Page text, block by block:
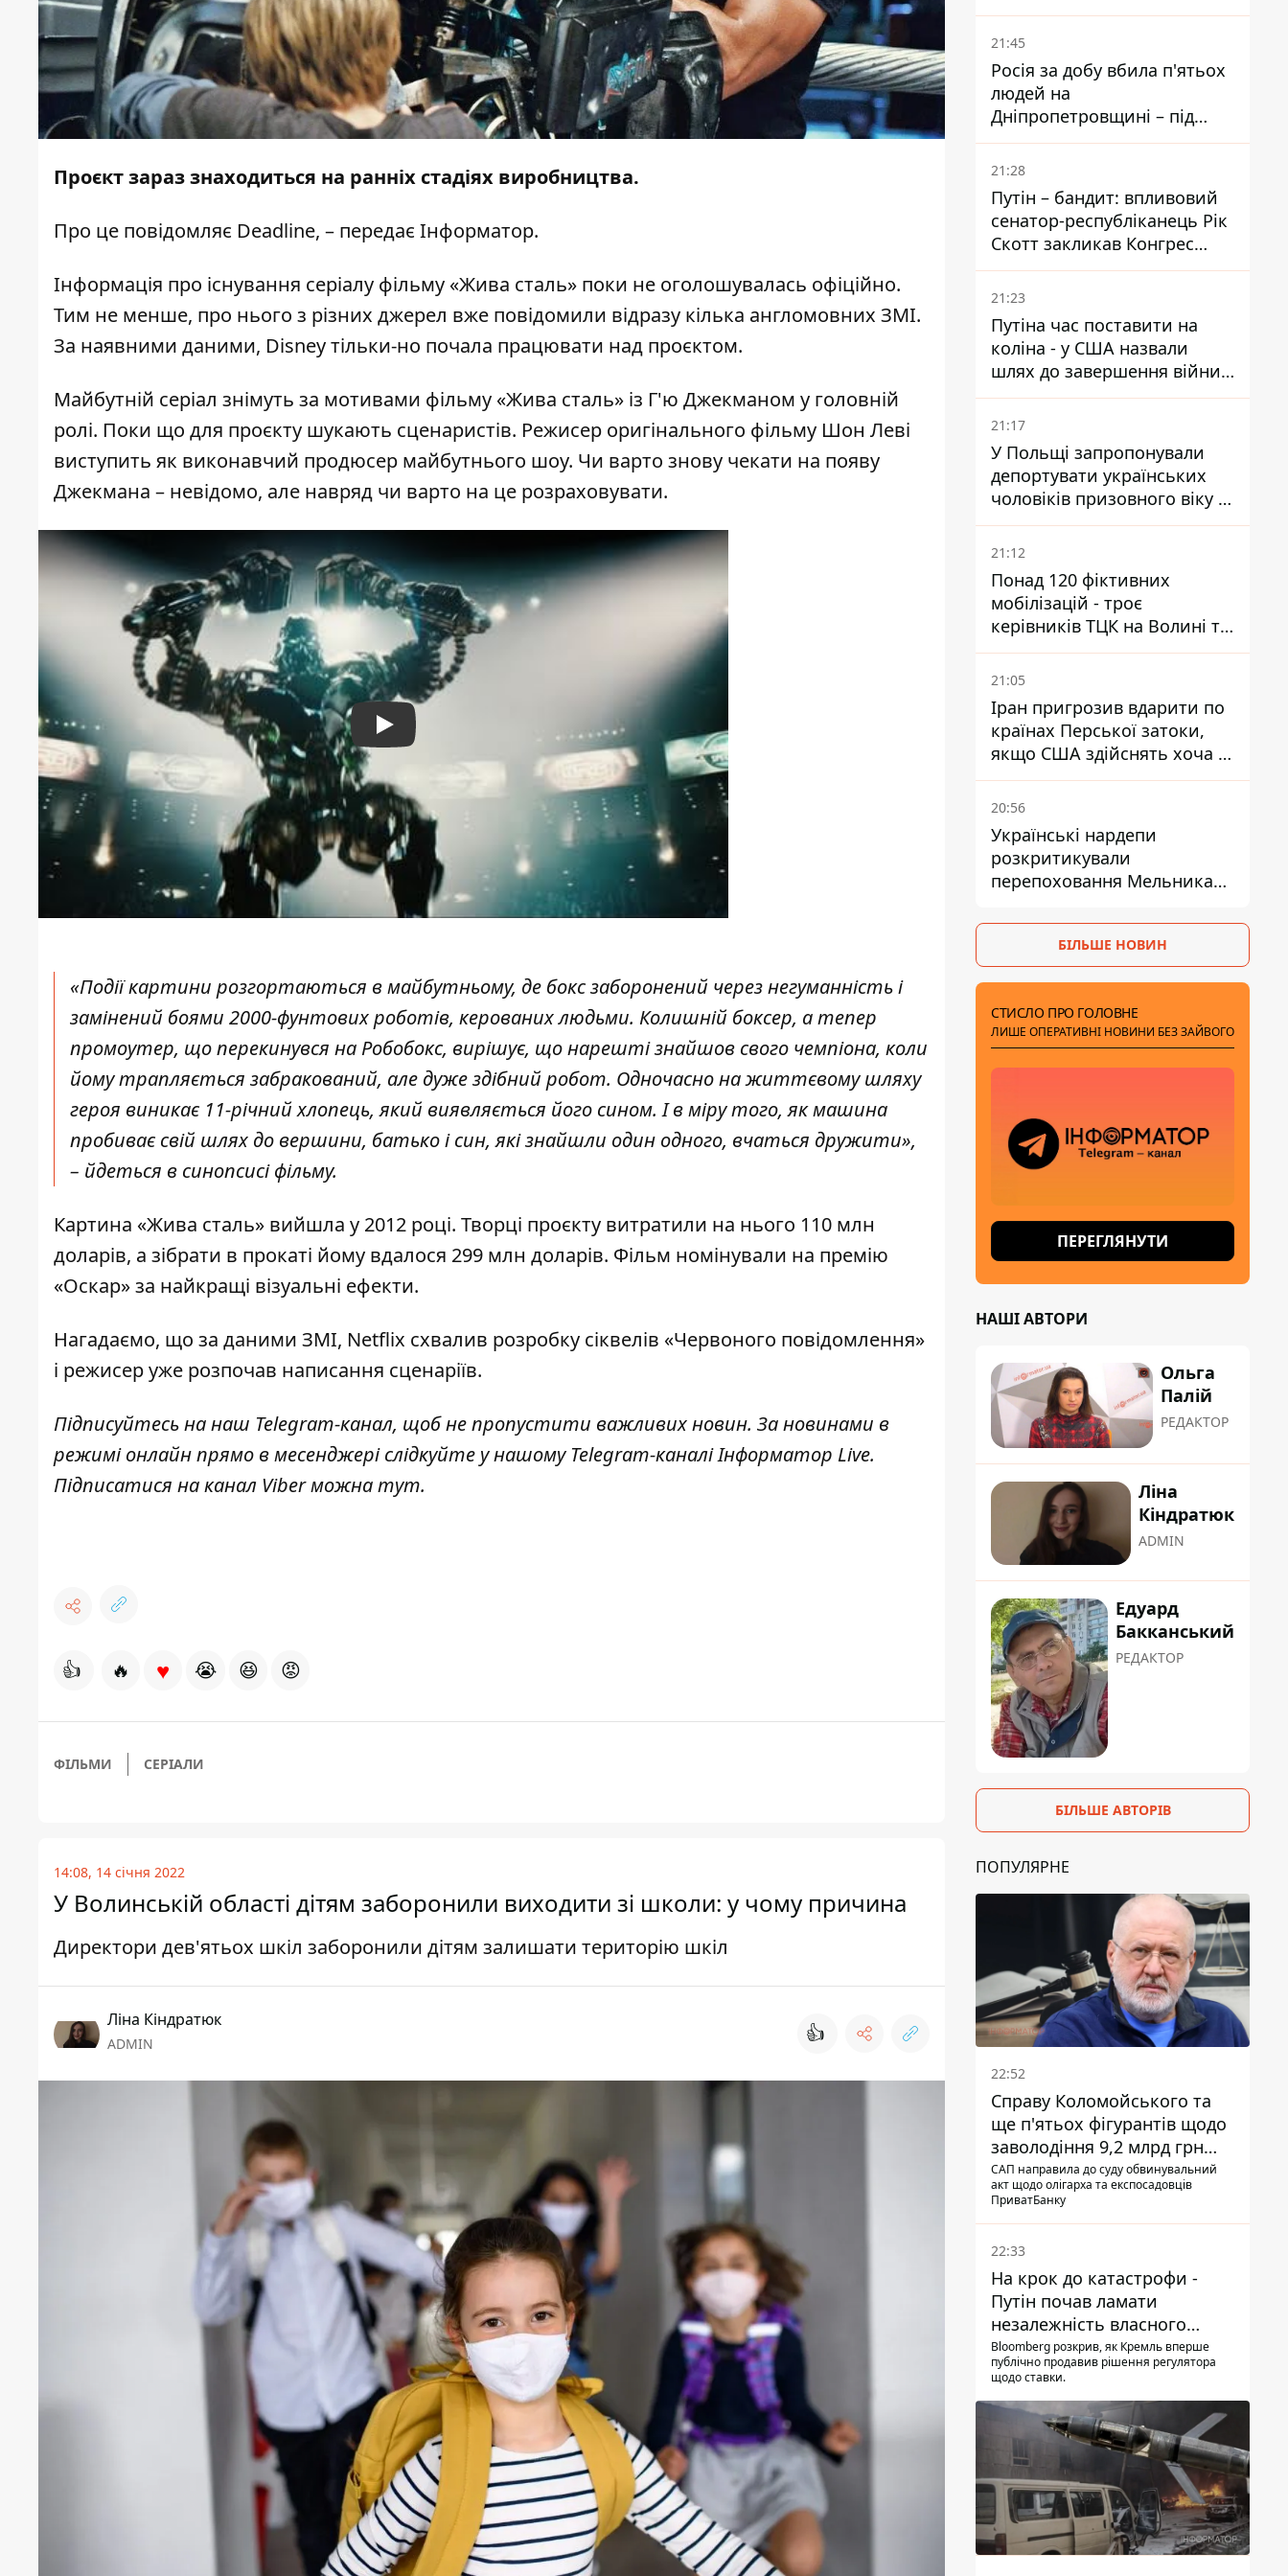
Проєкт зараз знаходиться на ранніх стадіях виробництва.
Про це повідомляє Deadline, – передає Інформатор.
Інформація про існування серіалу фільму «Жива сталь» поки не оголошувалась офіційно.
Тим не менше, про нього з різних джерел вже повідомили відразу кілька англомовних ЗМІ.
За наявними даними, Disney тільки-но почала працювати над проєктом.
Майбутній серіал знімуть за мотивами фільму «Жива сталь» із Г'ю Джекманом у головній
ролі. Поки що для проєкту шукають сценаристів. Режисер оригінального фільму Шон Леві
виступить як виконавчий продюсер майбутнього шоу. Чи варто знову чекати на появу
Джекмана – невідомо, але навряд чи варто на це розраховувати.
Play
«Події картини розгортаються в майбутньому, де бокс заборонений через негуманність і
замінений боями 2000-фунтових роботів, керованих людьми. Колишній боксер, а тепер
промоутер, що перекинувся на Робобокс, вирішує, що нарешті знайшов свого чемпіона, коли
йому трапляється забракований, але дуже здібний робот. Одночасно на життєвому шляху
героя виникає 11-річний хлопець, який виявляється його сином. І в міру того, як машина
пробиває свій шлях до вершини, батько і син, які знайшли один одного, вчаться дружити»,
– йдеться в синопсисі фільму.
Картина «Жива сталь» вийшла у 2012 році. Творці проєкту витратили на нього 110 млн
доларів, а зібрати в прокаті йому вдалося 299 млн доларів. Фільм номінували на премію
«Оскар» за найкращі візуальні ефекти.
Нагадаємо, що за даними ЗМІ, Netflix схвалив розробку сіквелів «Червоного повідомлення»
і режисер уже розпочав написання сценаріїв.
Підписуйтесь на наш Telegram-канал, щоб не пропустити важливих новин. За новинами в
режимі онлайн прямо в месенджері слідкуйте у нашому Telegram-каналіІнформатор Live.
Підписатися на канал Viber можнатут.
👍 🔥 ♥ 😭 😆 😡
ФІЛЬМИ СЕРІАЛИ
14:08, 14 січня 2022
У Волинській області дітям заборонили виходити зі школи: у чому причина
Директори дев'ятьох шкіл заборонили дітям залишати територію шкіл
Ліна Кіндратюк
ADMIN 👍
біль – він очолив народне
голосування
21:45
Росія за добу вбила п'ятьох
людей на
Дніпропетровщині – під
ударами опинилися п'ять
районів області
21:28
Путін – бандит: впливовий
сенатор-республіканець Рік
Скотт закликав Конгрес
притягнути РФ до
відповідальності за війну в
Україні
21:23
Путіна час поставити на
коліна - у США назвали
шлях до завершення війни -
National Security Journal
21:17
У Польщі запропонували
депортувати українських
чоловіків призовного віку -
кого це може торкнутися
21:12
Понад 120 фіктивних
мобілізацій - троє
керівників ТЦК на Волині та
Буковині отримали підозри
за фейкові звіти
21:05
Іран пригрозив вдарити по
країнах Перської затоки,
якщо США здійснять хоча б
одну атаку - Reuters
20:56
Українські нардепи
розкритикували
перепоховання Мельника
ізоляції
БІЛЬШЕ НОВИН
СТИСЛО ПРО ГОЛОВНЕ
ЛИШЕ ОПЕРАТИВНІ НОВИНИ БЕЗ ЗАЙВОГО
ПЕРЕГЛЯНУТИ
НАШІ АВТОРИ
Ольга
Палій
РЕДАКТОР
Ліна
Кіндратюк
ADMIN
Едуард
Бакканський
РЕДАКТОР
БІЛЬШЕ АВТОРІВ
ПОПУЛЯРНЕ
22:52
Справу Коломойського та
ще п'ятьох фігурантів щодо
заволодіння 9,2 млрд грн
ПриватБанку скерували до
суду
САП направила до суду обвинувальний
акт щодо олігарха та експосадовців
ПриватБанку
22:33
На крок до катастрофи -
Путін почав ламати
незалежність власного
Центробанку, змусивши
знизити базову ставку
Bloomberg розкрив, як Кремль вперше
публічно продавив рішення регулятора
щодо ставки.